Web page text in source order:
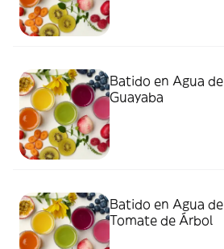
Batido en Agua de
Guayaba
Batido en Agua de
Tomate de Árbol